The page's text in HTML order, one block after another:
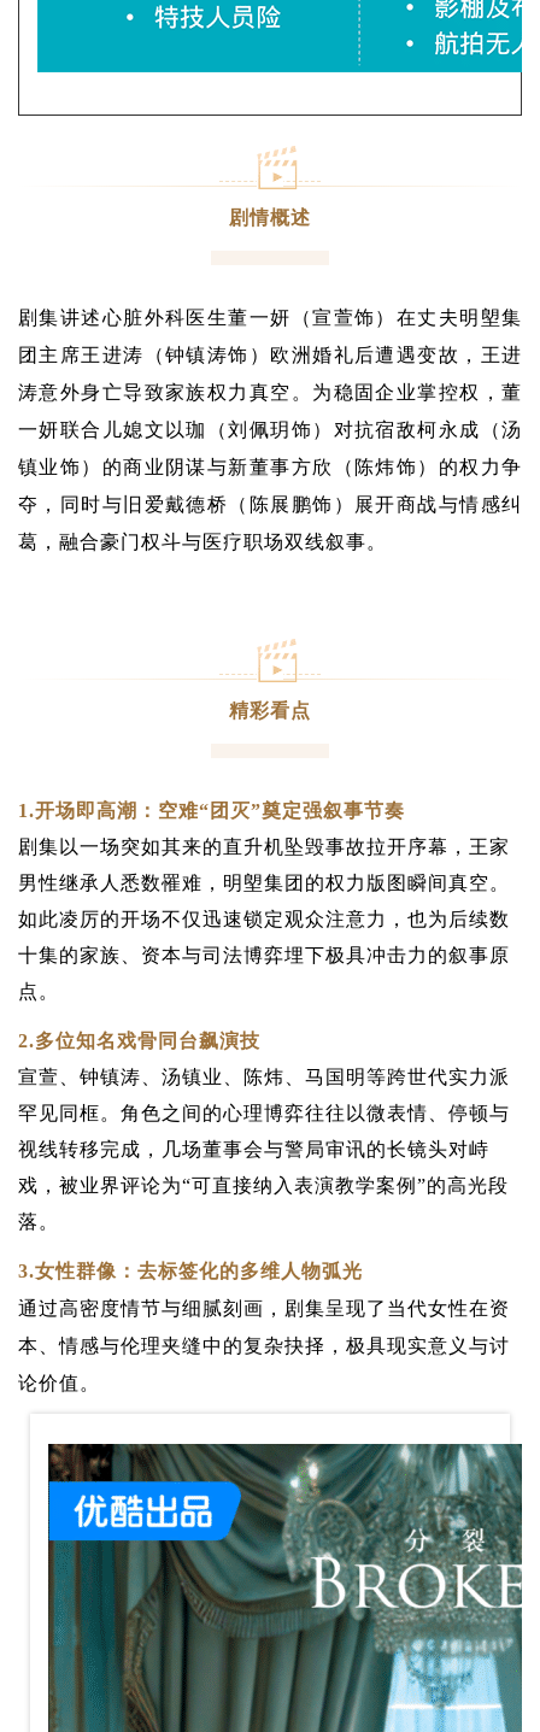
剧情概述
剧集讲述心脏外科医生董一妍（宣萱饰）在丈夫明塱集
团主席王进涛（钟镇涛饰）欧洲婚礼后遭遇变故，王进
涛意外身亡导致家族权力真空。为稳固企业掌控权，董
一妍联合儿媳文以珈（刘佩玥饰）对抗宿敌柯永成（汤
镇业饰）的商业阴谋与新董事方欣（陈炜饰）的权力争
夺，同时与旧爱戴德桥（陈展鹏饰）展开商战与情感纠
葛，融合豪门权斗与医疗职场双线叙事。
精彩看点
1.开场即高潮：空难“团灭”奠定强叙事节奏
剧集以一场突如其来的直升机坠毁事故拉开序幕，王家
男性继承人悉数罹难，明塱集团的权力版图瞬间真空。
如此凌厉的开场不仅迅速锁定观众注意力，也为后续数
十集的家族、资本与司法博弈埋下极具冲击力的叙事原
点。
2.多位知名戏骨同台飙演技
宣萱、钟镇涛、汤镇业、陈炜、马国明等跨世代实力派
罕见同框。角色之间的心理博弈往往以微表情、停顿与
视线转移完成，几场董事会与警局审讯的长镜头对峙
戏，被业界评论为“可直接纳入表演教学案例”的高光段
落。
3.女性群像：去标签化的多维人物弧光
通过高密度情节与细腻刻画，剧集呈现了当代女性在资
本、情感与伦理夹缝中的复杂抉择，极具现实意义与讨
论价值。